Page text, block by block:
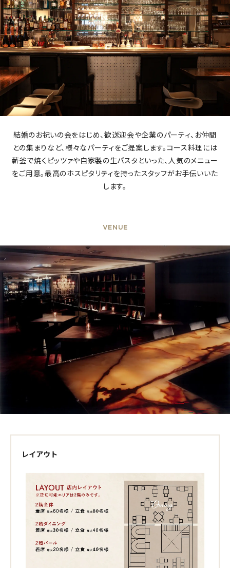
結婚のお祝いの会をはじめ、歓送迎会や企業のパーティ、お仲間
との集まりなど、様々なパーティをご提案します。コース料理には
薪釜で焼くピッツァや自家製の生パスタといった、人気のメニュー
をご用意。最高のホスピタリティを持ったスタッフがお手伝いいた
します。
VENUE
レイアウト